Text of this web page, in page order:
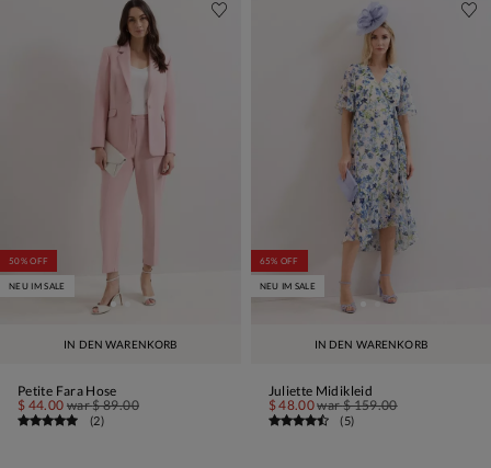
IN DEN WARENKORB
50% OFF
NEU IM SALE
Petite Fara Hose
$ 44.00 war$ 89.00
(2)
IN DEN WARENKORB
65% OFF
NEU IM SALE
Juliette Midikleid
$ 48.00war$ 159.00
(5)